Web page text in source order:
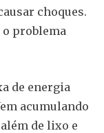
choques.
o problema
de energia
acumulando
de lixo e